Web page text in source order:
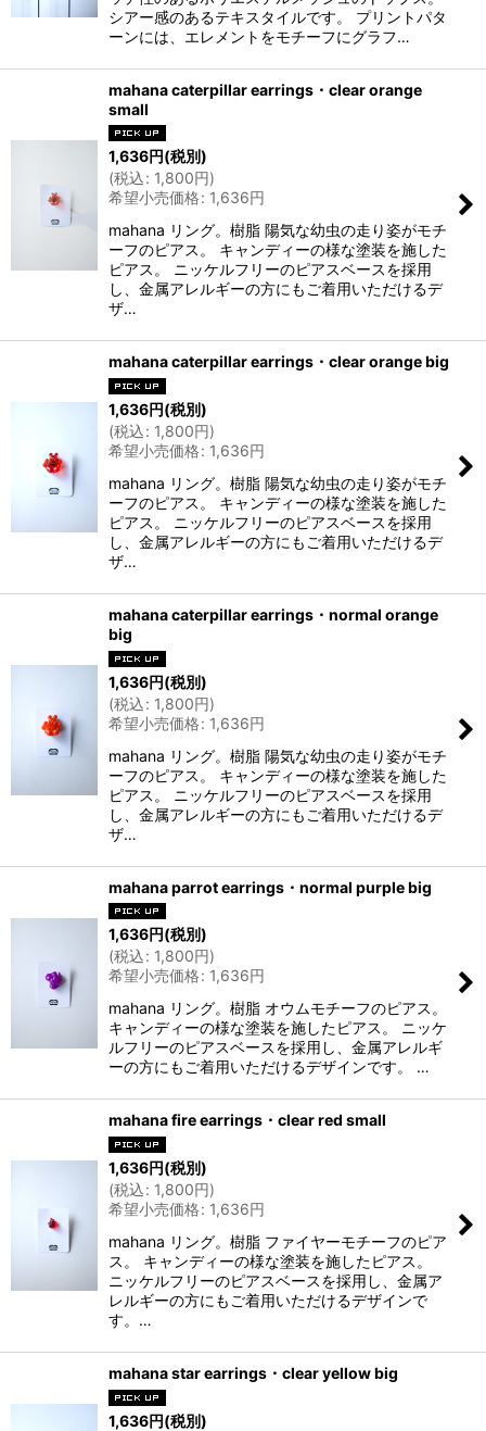
シアー感のあるテキスタイルです。 プリントパタ
ーンには、エレメントをモチーフにグラフ…
mahana caterpillar earrings・clear orange
small
1,636円(税別)
(税込: 1,800円)
希望小売価格: 1,636円
mahana リング。樹脂 陽気な幼虫の走り姿がモチ
ーフのピアス。 キャンディーの様な塗装を施した
ピアス。 ニッケルフリーのピアスベースを採用
し、金属アレルギーの方にもご着用いただけるデ
ザ…
mahana caterpillar earrings・clear orange big
1,636円(税別)
(税込: 1,800円)
希望小売価格: 1,636円
mahana リング。樹脂 陽気な幼虫の走り姿がモチ
ーフのピアス。 キャンディーの様な塗装を施した
ピアス。 ニッケルフリーのピアスベースを採用
し、金属アレルギーの方にもご着用いただけるデ
ザ…
mahana caterpillar earrings・normal orange
big
1,636円(税別)
(税込: 1,800円)
希望小売価格: 1,636円
mahana リング。樹脂 陽気な幼虫の走り姿がモチ
ーフのピアス。 キャンディーの様な塗装を施した
ピアス。 ニッケルフリーのピアスベースを採用
し、金属アレルギーの方にもご着用いただけるデ
ザ…
mahana parrot earrings・normal purple big
1,636円(税別)
(税込: 1,800円)
希望小売価格: 1,636円
mahana リング。樹脂 オウムモチーフのピアス。
キャンディーの様な塗装を施したピアス。 ニッケ
ルフリーのピアスベースを採用し、金属アレルギ
ーの方にもご着用いただけるデザインです。 …
mahana fire earrings・clear red small
1,636円(税別)
(税込: 1,800円)
希望小売価格: 1,636円
mahana リング。樹脂 ファイヤーモチーフのピア
ス。 キャンディーの様な塗装を施したピアス。
ニッケルフリーのピアスベースを採用し、金属ア
レルギーの方にもご着用いただけるデザインで
す。…
mahana star earrings・clear yellow big
1,636円(税別)